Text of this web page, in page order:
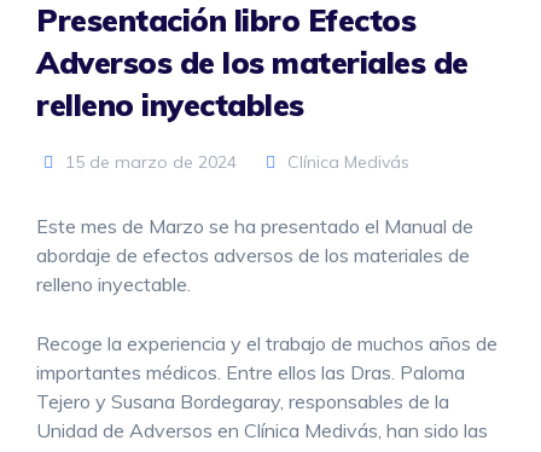
Presentación libro Efectos
Adversos de los materiales de
relleno inyectables
15 de marzo de 2024 Clínica Medivás
Este mes de Marzo se ha presentado el Manual de
abordaje de efectos adversos de los materiales de
relleno inyectable.
Recoge la experiencia y el trabajo de muchos años de
importantes médicos. Entre ellos las Dras. Paloma
Tejero y Susana Bordegaray, responsables de la
Unidad de Adversos en Clínica Medivás, han sido las